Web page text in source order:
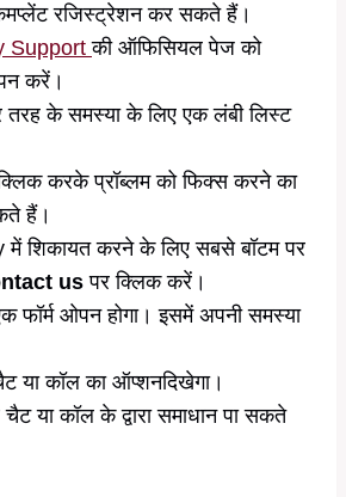
रजिस्ट्रेशन कर सकते हैं।
Supportकी ऑफिसियल पेज को
करें।
तरह के समस्या के लिए एक लंबी लिस्ट
करके प्रॉब्लम को फिक्स करने का
हैं।
शिकायत करने के लिए सबसे बॉटम पर
us पर क्लिक करें।
फॉर्म ओपन होगा। इसमें अपनी समस्या
या कॉल का ऑप्शनदिखेगा।
या कॉल के द्वारा समाधान पा सकते